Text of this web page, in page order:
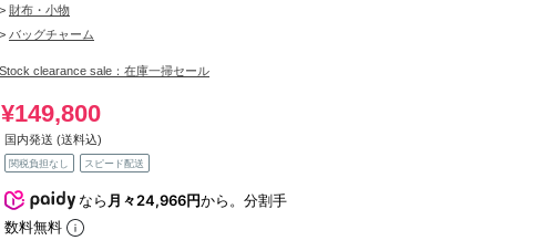
> 財布・小物
> バッグチャーム
Stock clearance sale：在庫一掃セール
¥149,800
国内発送 (送料込)
関税負担なし スピード配送
なら月々24,966円から。分割手
数料無料